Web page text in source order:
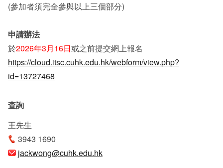
(參加者須完全參與以上三個部分)
申請辦法
於2026年3月16日或之前提交網上報名
https://cloud.itsc.cuhk.edu.hk/webform/view.php?
id=13727468
查詢
王先生
3943 1690
jackwong@cuhk.edu.hk